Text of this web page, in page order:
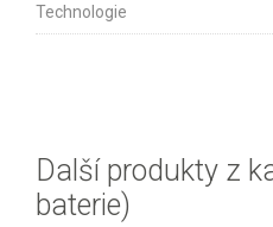
Technologie
Další produkty z
baterie)